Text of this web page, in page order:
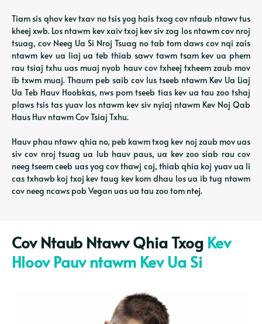
Tiam sis qhov kev txav no tsis yog hais txog cov ntaub ntawv tus
kheej xwb. Los ntawm kev xaiv txoj kev siv zog los ntawm cov nroj
tsuag, cov Neeg Ua Si Nroj Tsuag no tab tom daws cov nqi zais
ntawm kev ua liaj ua teb thiab sawv tawm tsam kev ua phem
rau tsiaj txhu uas muaj nyob hauv cov txheej txheem zaub mov
ib txwm muaj. Thaum peb saib cov lus tseeb ntawm Kev Ua Liaj
Ua Teb Hauv Hoobkas, nws pom tseeb tias kev ua tau zoo tshaj
plaws tsis tas yuav los ntawm kev siv nyiaj ntawm Kev Noj Qab
Haus Huv ntawm Cov Tsiaj Txhu.
Hauv phau ntawv qhia no, peb kawm txog kev noj zaub mov uas
siv cov nroj tsuag ua lub hauv paus, ua kev zoo siab rau cov
neeg tseem ceeb uas yog cov thawj coj, thiab qhia koj yuav ua li
cas txhawb koj txoj kev taug kev kom dhau los ua ib tug ntawm
cov neeg ncaws pob Vegan uas ua tau zoo tom ntej.
Cov Ntaub Ntawv Qhia Txog Kev
Hloov Pauv ntawm Kev Ua Si